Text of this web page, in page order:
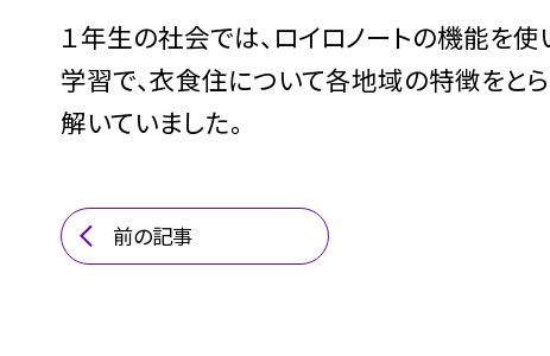
１年生の社会では、ロイロノートの機能を
学習で、衣食住について各地域の特徴をと
解いていました。
前の記事